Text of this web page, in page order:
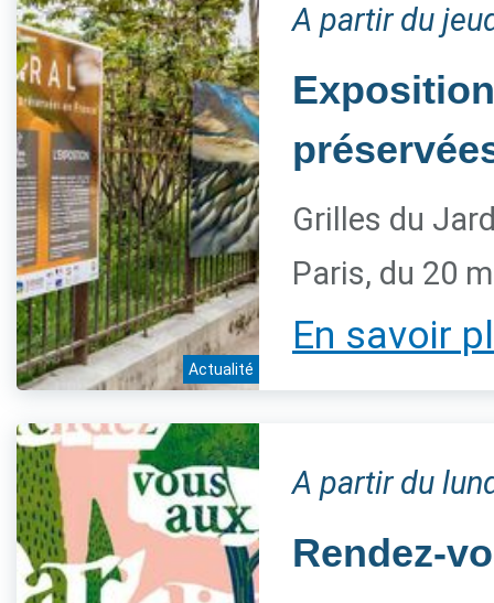
Actualité
A partir du
Grilles du
Paris, du 20
En savoir
A partir du
Rendez-